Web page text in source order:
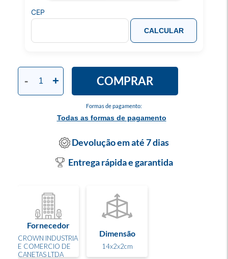
Formas de pagamento:
Todas as formas de pagamento
- + COMPRAR
CEP
CALCULAR
Devolução em até 7 dias
Entrega rápida e garantida
Fornecedor
CROWN INDUSTRIA
E COMERCIO DE
CANETAS LTDA
Dimensão
14x2x2cm